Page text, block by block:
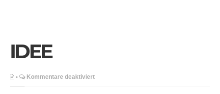
IDEE
• Kommentare deaktiviertfür
IDEE